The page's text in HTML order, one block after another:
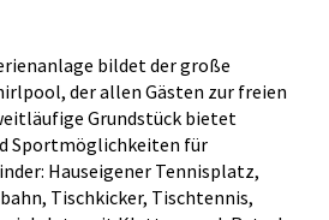
bildet der große
der allen Gästen zur freien
Grundstück bietet
Sportmöglichkeiten für
Hauseigener Tennisplatz,
Tischkicker, Tischtennis,